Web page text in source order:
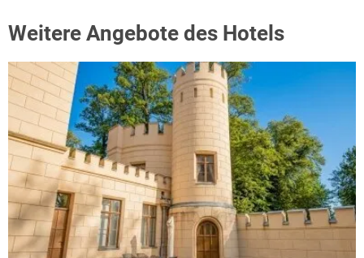
Weitere Angebote des Hotels